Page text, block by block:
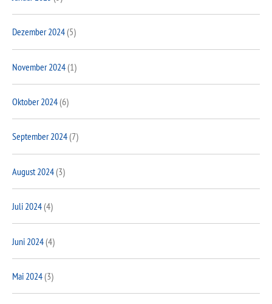
Dezember 2024(5)
November 2024(1)
Oktober 2024(6)
September 2024(7)
August 2024(3)
Juli 2024(4)
Juni 2024(4)
Mai 2024(3)